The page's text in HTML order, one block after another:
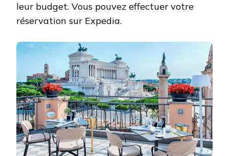
leur budget. Vous pouvez effectuer votre
réservation sur Expedia.